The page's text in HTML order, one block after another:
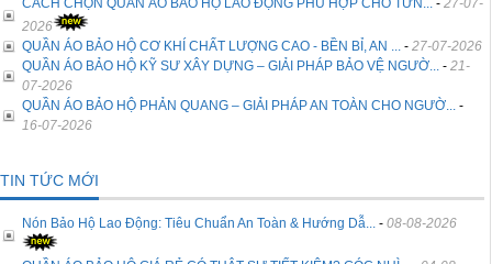
CÁCH CHỌN QUẦN ÁO BẢO HỘ LAO ĐỘNG PHÙ HỢP CHO TỪN... - 27-07-
2026
QUẦN ÁO BẢO HỘ CƠ KHÍ CHẤT LƯỢNG CAO - BỀN BỈ, AN ... - 27-07-2026
QUẦN ÁO BẢO HỘ KỸ SƯ XÂY DỰNG – GIẢI PHÁP BẢO VỆ NGƯỜ... - 21-
07-2026
QUẦN ÁO BẢO HỘ PHẢN QUANG – GIẢI PHÁP AN TOÀN CHO NGƯỜ... -
16-07-2026
TIN TỨC MỚI
Nón Bảo Hộ Lao Động: Tiêu Chuẩn An Toàn & Hướng Dẫ... - 08-08-2026